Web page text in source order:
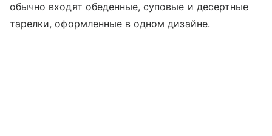
обычно входят обеденные, суповые и десертные
тарелки, оформленные в одном дизайне.